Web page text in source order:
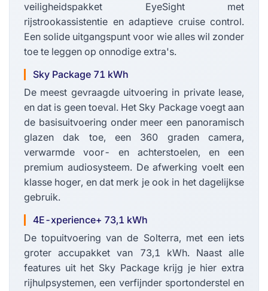
veiligheidspakket EyeSight met
rijstrookassistentie en adaptieve cruise control.
Een solide uitgangspunt voor wie alles wil zonder
toe te leggen op onnodige extra's.
Sky Package 71 kWh
De meest gevraagde uitvoering in private lease,
en dat is geen toeval. Het Sky Package voegt aan
de basisuitvoering onder meer een panoramisch
glazen dak toe, een 360 graden camera,
verwarmde voor- en achterstoelen, en een
premium audiosysteem. De afwerking voelt een
klasse hoger, en dat merk je ook in het dagelijkse
gebruik.
4E-xperience+ 73,1 kWh
De topuitvoering van de Solterra, met een iets
groter accupakket van 73,1 kWh. Naast alle
features uit het Sky Package krijg je hier extra
rijhulpsystemen, een verfijnder sportonderstel en